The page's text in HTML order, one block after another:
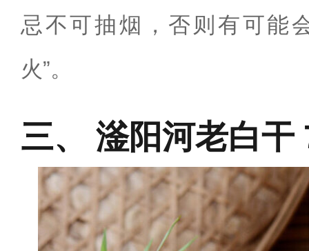
忌不可抽烟，否则有可能
火”。
滏阳河老白干